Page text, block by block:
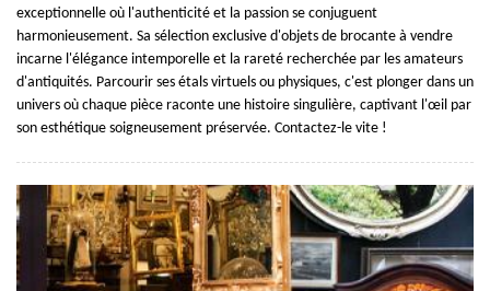
exceptionnelle où l'authenticité et la passion se conjuguent
harmonieusement. Sa sélection exclusive d'objets de brocante à vendre
incarne l'élégance intemporelle et la rareté recherchée par les amateurs
d'antiquités. Parcourir ses étals virtuels ou physiques, c'est plonger dans un
univers où chaque pièce raconte une histoire singulière, captivant l'œil par
son esthétique soigneusement préservée. Contactez-le vite !